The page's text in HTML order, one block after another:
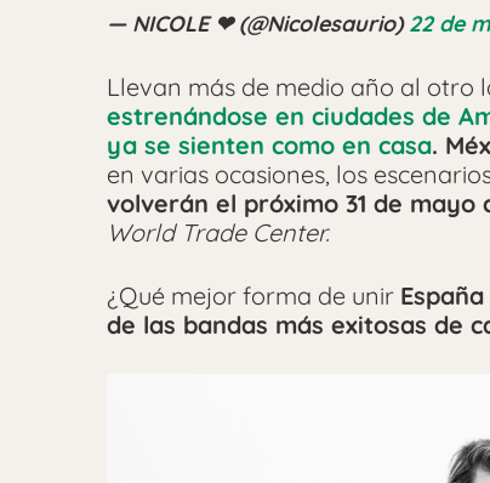
— NICOLE ❤ (@Nicolesaurio)22 de
Llevan más de medio año al otro
estrenándose en ciudades de
ya se sienten como en casa.
en varias ocasiones, los
volverán el próximo 31 de mayo
World Trade Center.
¿Qué mejor forma de unir
de las bandas más exitosas de